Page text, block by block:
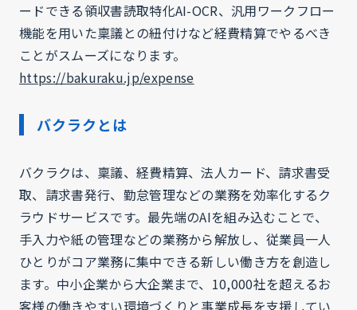
ードできる領収書読取特化AI-OCR、汎用ワークフロー
機能を用いた稟議との紐付けなど経費精算でやるべき
ことがスムーズになります。
https://bakuraku.jp/expense
バクラクとは
バクラクは、稟議、経費精算、法人カード、請求書受
取、請求書発行、勤怠管理などの業務を効率化するク
ラウドサービスです。最先端のAIを組み込むことで、
手入力や紙の管理などの業務から解放し、従業員一人
ひとりがコア業務に集中できる新しい働き方を創造し
ます。中小企業から大企業まで、10,000社を超えるお
客様の働きやすい環境づくりと事業成長を支援してい